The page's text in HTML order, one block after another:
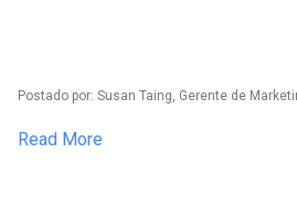
Postado por: Susan Taing, Gerente de
Read More